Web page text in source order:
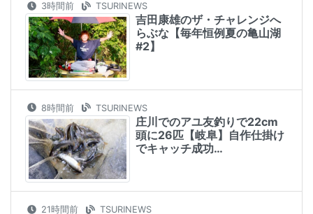
3時間前 TSURINEWS
吉田康雄のザ・チャレンジへ
らぶな【毎年恒例夏の亀山湖
#2】
8時間前 TSURINEWS
庄川でのアユ友釣りで22cm
頭に26匹【岐阜】自作仕掛け
でキャッチ成功…
21時間前 TSURINEWS